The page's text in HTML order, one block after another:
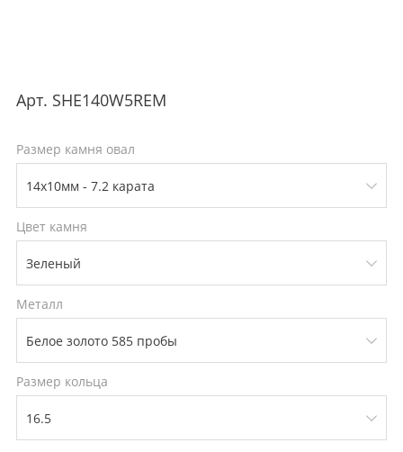
Арт. SHE140W5REM
Размер камня овал
Цвет камня
Металл
Размер кольца